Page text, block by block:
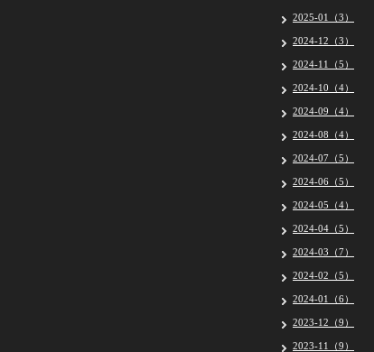
2025-01（3）
2024-12（3）
2024-11（5）
2024-10（4）
2024-09（4）
2024-08（4）
2024-07（5）
2024-06（5）
2024-05（4）
2024-04（5）
2024-03（7）
2024-02（5）
2024-01（6）
2023-12（9）
2023-11（9）